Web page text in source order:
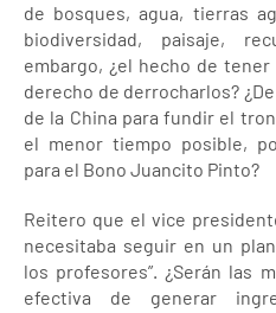
de bosques, agua, tierras
biodiversidad, paisaje,
embargo, ¿el hecho de
derecho de derrocharlos?
de la China para fundir el
el menor tiempo posible,
para el Bono Juancito Pinto?
Reitero que el vice
necesitaba seguir en un
los profesores”. ¿Serán las
efectiva de generar